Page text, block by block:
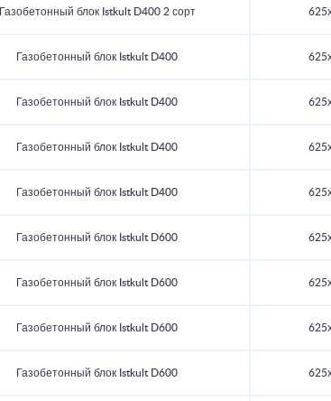
Газобетонный блок Istkult D400 2 сорт
Газобетонный блок Istkult D400
Газобетонный блок Istkult D400
Газобетонный блок Istkult D400
Газобетонный блок Istkult D400
Газобетонный блок Istkult D600
Газобетонный блок Istkult D600
Газобетонный блок Istkult D600
Газобетонный блок Istkult D600